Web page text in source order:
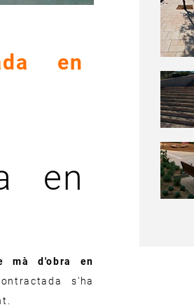
en
en
mà d'obra en
s'ha